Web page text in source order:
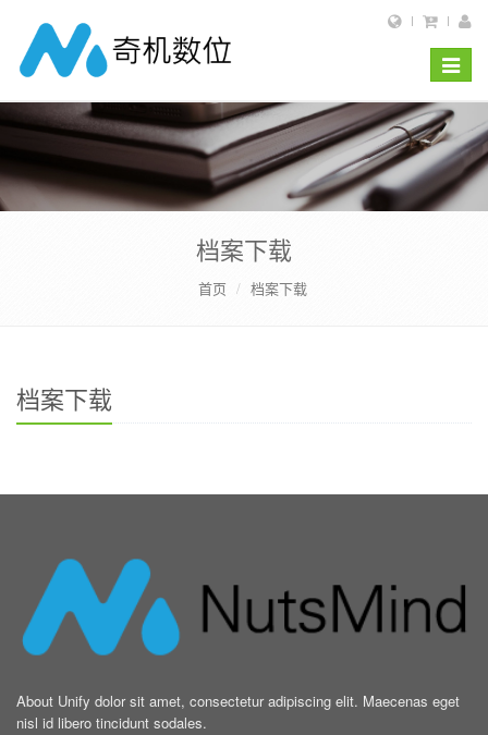
Toggle
档案下载
首页 档案下载
档案下载
About Unify dolor sit amet, consectetur adipiscing elit. Maecenas eget
nisl id libero tincidunt sodales.